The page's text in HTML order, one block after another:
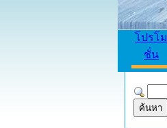
โปรโม
ชั่น